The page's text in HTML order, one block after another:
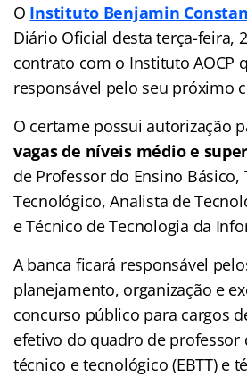
O Instituto Benjamin
Diário Oficial desta terça-feira,
contrato com o Instituto AOCP
responsável pelo seu próximo
O certame possui autorização
vagas de níveis médio e
de Professor do Ensino Básico,
Tecnológico, Analista de
e Técnico de Tecnologia da
A banca ficará responsável
planejamento, organização e
concurso público para cargos
efetivo do quadro de professor
técnico e tecnológico (EBTT) e